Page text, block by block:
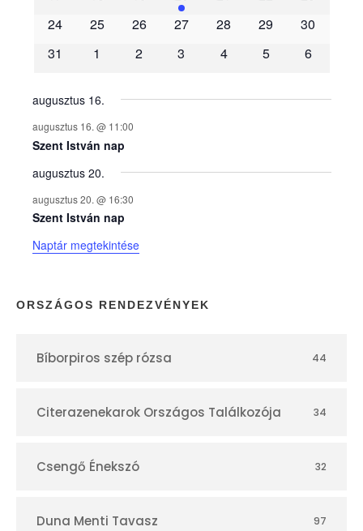
é
n
y
e
k
n
a
p
r
24
25 26 27 28 29
30
31
1 2 3 4 5 6
augusztus 16.
augusztus 16. @ 11:00
Szent István nap
augusztus 20.
augusztus 20. @ 16:30
Szent István nap
Naptár megtekintése
ORSZÁGOS RENDEZVÉNYEK
Bíborpiros szép rózsa 44
Citerazenekarok Országos Találkozója 34
Csengő Énekszó 32
Duna Menti Tavasz 97